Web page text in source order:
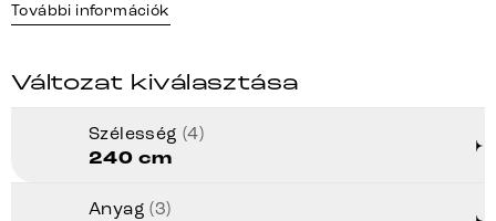
További információk
Változat kiválasztása
Szélesség (4)
240 cm
Anyag(3)